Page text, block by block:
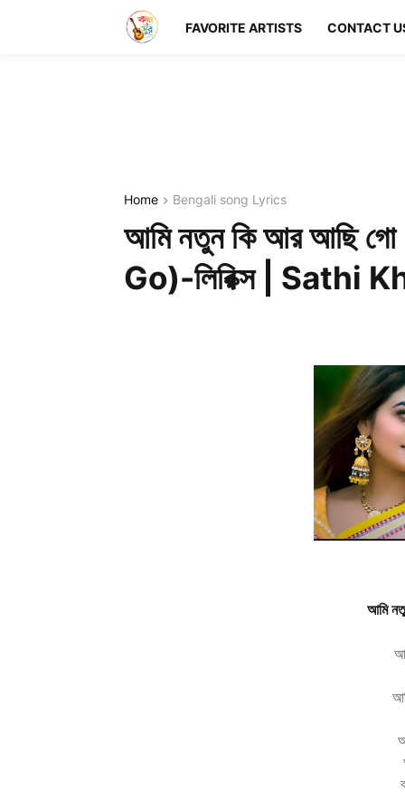
FAVORITE ARTISTS CONTACT
Home Bengali song Lyrics
আমি নতুন কি আর আছি
Go)-লিরিক্স | Sathi
আমি